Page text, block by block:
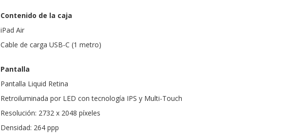
Contenido de la caja
iPad Air
Cable de carga USB-C (1 metro)
Pantalla
Pantalla Liquid Retina
Retroiluminada por LED con tecnología IPS y Multi-Touch
Resolución: 2732 x 2048 píxeles
Densidad: 264 ppp